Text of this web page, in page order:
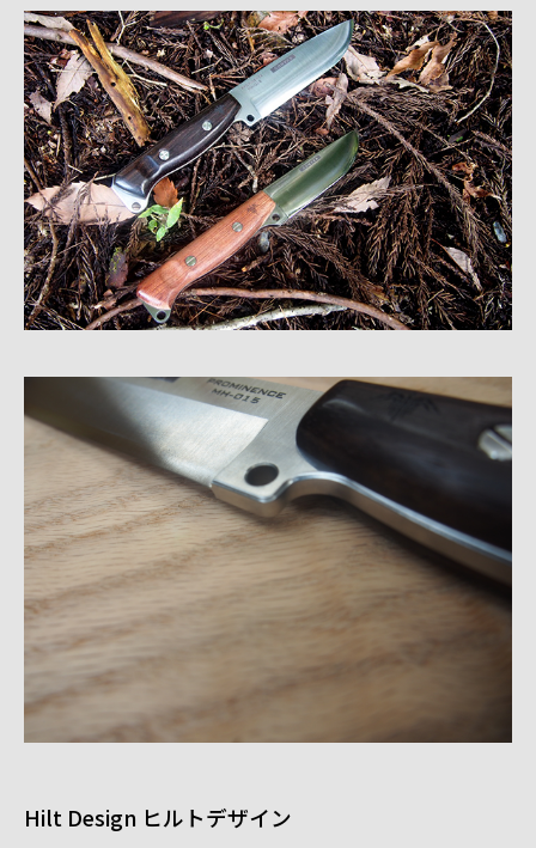
Hilt Design ヒルトデザイン